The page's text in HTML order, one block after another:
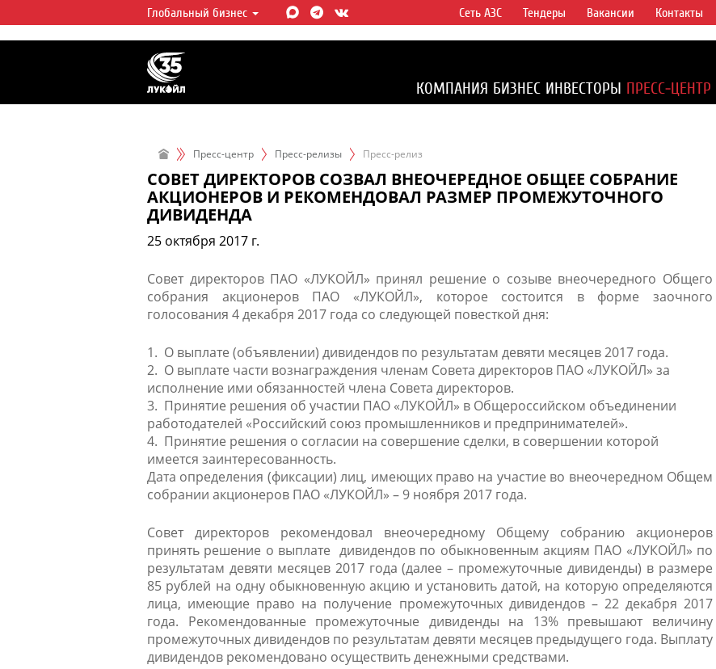
ЛУКОЙЛ СЕГОДНЯ
ЛУКОЙЛ — одна из крупнейших вертикально
интегрированных нефтегазовых компаний в
мире, на долю которой приходится более 2%
мировой добычи нефти и около 1% доказанных
Глобальный бизнес Сеть АЗС Тендеры Вакансии Контакты
КОМПАНИЯ БИЗНЕС ИНВЕСТОРЫ ПРЕСС-ЦЕНТР
Пресс-центр Пресс-релизы Пресс-релиз
СОВЕТ ДИРЕКТОРОВ СОЗВАЛ ВНЕОЧЕРЕДНОЕ ОБЩЕЕ СОБРАНИЕ
АКЦИОНЕРОВ И РЕКОМЕНДОВАЛ РАЗМЕР ПРОМЕЖУТОЧНОГО
ДИВИДЕНДА
25 октября 2017 г.
Совет директоров ПАО «ЛУКОЙЛ» принял решение о созыве внеочередного Общего
собрания акционеров ПАО «ЛУКОЙЛ», которое состоится в форме заочного
голосования 4 декабря 2017 года со следующей повесткой дня:​
1. О выплате (объявлении) дивидендов по результатам девяти месяцев 2017 года.
2. О выплате части вознаграждения членам Совета директоров ПАО «ЛУКОЙЛ» за
исполнение ими обязанностей члена Совета директоров.
3. Принятие решения об участии ПАО «ЛУКОЙЛ» в Общероссийском объединении
работодателей «Российский союз промышленников и предпринимателей».
4. Принятие решения о согласии на совершение сделки, в совершении которой
имеется заинтересованность.
Дата определения (фиксации) лиц, имеющих право на участие во внеочередном Общем
собрании акционеров ПАО «ЛУКОЙЛ» – 9 ноября 2017 года.
Совет директоров рекомендовал внеочередному Общему собранию акционеров
принять решение о выплате дивидендов по обыкновенным акциям ПАО «ЛУКОЙЛ» по
результатам девяти месяцев 2017 года (далее – промежуточные дивиденды) в размере
85 рублей на одну обыкновенную акцию и установить датой, на которую определяются
лица, имеющие право на получение промежуточных дивидендов – 22 декабря 2017
года. Рекомендованные промежуточные дивиденды на 13% превышают величину
промежуточных дивидендов по результатам девяти месяцев предыдущего года. Выплату
дивидендов рекомендовано осуществить денежными средствами.